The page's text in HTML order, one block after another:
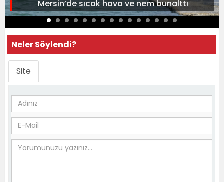
Mersin’de sıcak hava ve nem bunalttı
Neler Söylendi?
Site